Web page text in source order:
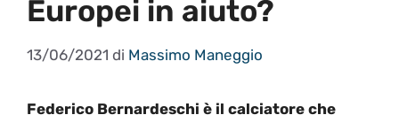
Europei in aiuto?
13/06/2021 di Massimo Maneggio
Federico Bernardeschi è il calciatore che